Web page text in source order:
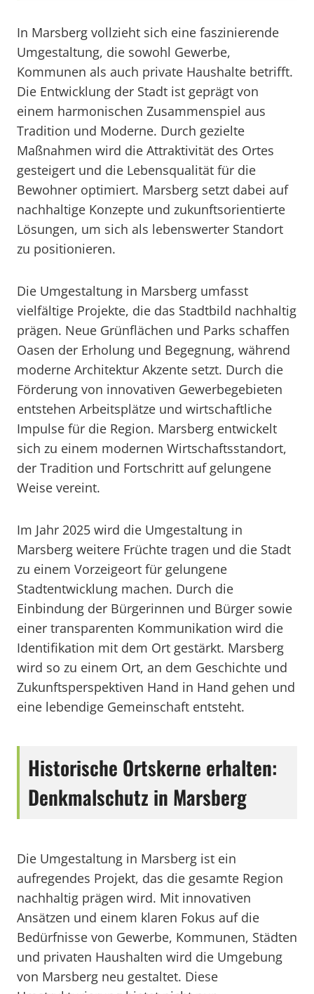
In Marsberg vollzieht sich eine faszinierende
Umgestaltung, die sowohl Gewerbe,
Kommunen als auch private Haushalte betrifft.
Die Entwicklung der Stadt ist geprägt von
einem harmonischen Zusammenspiel aus
Tradition und Moderne. Durch gezielte
Maßnahmen wird die Attraktivität des Ortes
gesteigert und die Lebensqualität für die
Bewohner optimiert. Marsberg setzt dabei auf
nachhaltige Konzepte und zukunftsorientierte
Lösungen, um sich als lebenswerter Standort
zu positionieren.
Die Umgestaltung in Marsberg umfasst
vielfältige Projekte, die das Stadtbild nachhaltig
prägen. Neue Grünflächen und Parks schaffen
Oasen der Erholung und Begegnung, während
moderne Architektur Akzente setzt. Durch die
Förderung von innovativen Gewerbegebieten
entstehen Arbeitsplätze und wirtschaftliche
Impulse für die Region. Marsberg entwickelt
sich zu einem modernen Wirtschaftsstandort,
der Tradition und Fortschritt auf gelungene
Weise vereint.
Im Jahr 2025 wird die Umgestaltung in
Marsberg weitere Früchte tragen und die Stadt
zu einem Vorzeigeort für gelungene
Stadtentwicklung machen. Durch die
Einbindung der Bürgerinnen und Bürger sowie
einer transparenten Kommunikation wird die
Identifikation mit dem Ort gestärkt. Marsberg
wird so zu einem Ort, an dem Geschichte und
Zukunftsperspektiven Hand in Hand gehen und
eine lebendige Gemeinschaft entsteht.
Historische Ortskerne erhalten:
Denkmalschutz in Marsberg
Die Umgestaltung in Marsberg ist ein
aufregendes Projekt, das die gesamte Region
nachhaltig prägen wird. Mit innovativen
Ansätzen und einem klaren Fokus auf die
Bedürfnisse von Gewerbe, Kommunen, Städten
und privaten Haushalten wird die Umgebung
von Marsberg neu gestaltet. Diese